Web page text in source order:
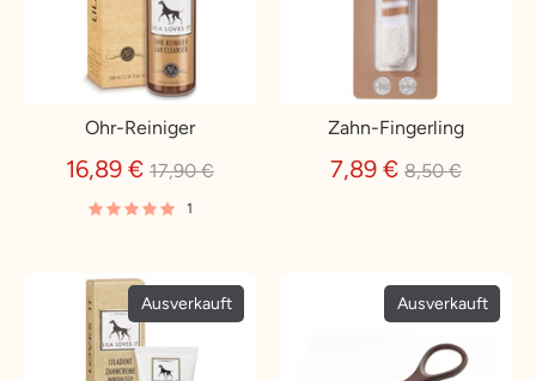
Ohr-Reiniger
16,89 € Normaler
Preis
17,90 €
1
Zahn-Fingerling
7,89 € Normaler
8,50 €
Ausverkauft Ausverkauft